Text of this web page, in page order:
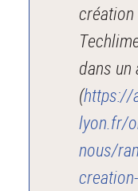
dans
(https://
lyon.fr/
nous/